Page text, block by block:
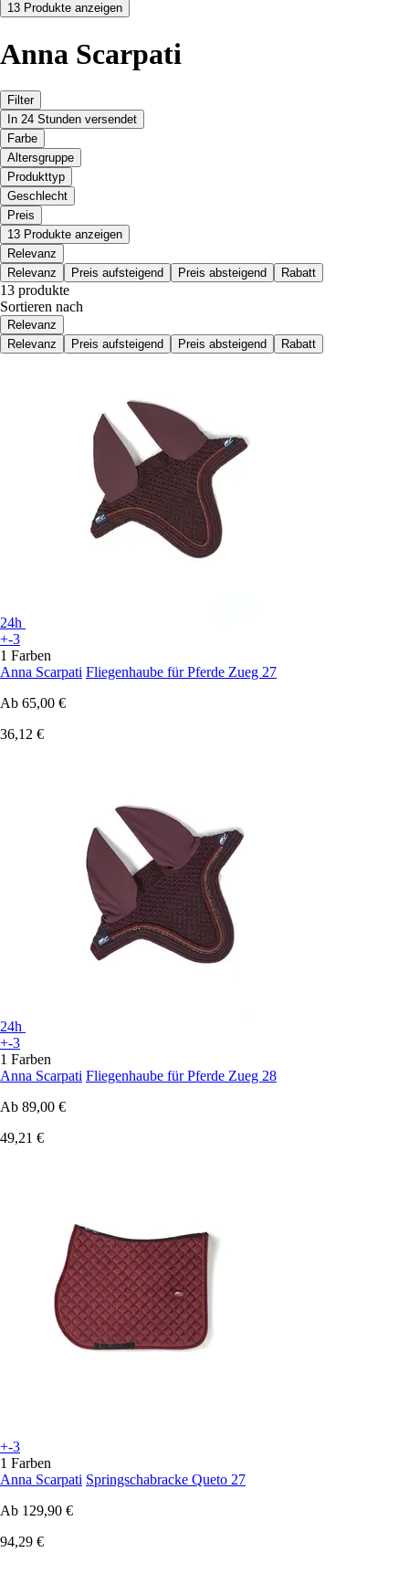
13 Produkte anzeigen
Anna Scarpati
Filter
In 24 Stunden versendet
Farbe
Altersgruppe
Produkttyp
Geschlecht
Preis
13 Produkte anzeigen
Relevanz
Relevanz
Preis aufsteigend Preis absteigend Rabatt
13 produkte
Sortieren nach
Relevanz
Relevanz
Preis aufsteigend Preis absteigend Rabatt
24h
+-3
1 Farben
Anna Scarpati Fliegenhaube für Pferde Zueg 27
Ab 65,00 €
36,12 €
24h
+-3
1 Farben
Anna Scarpati Fliegenhaube für Pferde Zueg 28
Ab 89,00 €
49,21 €
+-3
1 Farben
Anna Scarpati Springschabracke Queto 27
Ab 129,90 €
94,29 €